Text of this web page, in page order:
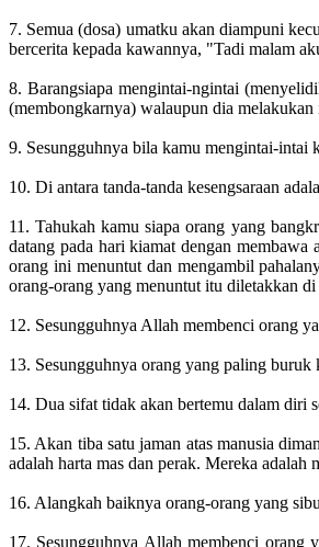
7. Semua (dosa) umatku akan diampuni
bercerita kepada kawannya, "Tadi malam
8. Barangsiapa mengintai-ngintai
(membongkarnya) walaupun dia
9. Sesungguhnya bila kamu mengintai-intai
10. Di antara tanda-tanda kesengsaraan
11. Tahukah kamu siapa orang yang
datang pada hari kiamat dengan
orang ini menuntut dan mengambil
orang-orang yang menuntut itu diletakkan
12. Sesungguhnya Allah membenci orang
13. Sesungguhnya orang yang paling
14. Dua sifat tidak akan bertemu dalam
15. Akan tiba satu jaman atas manusia
adalah harta mas dan perak. Mereka
16. Alangkah baiknya orang-orang yang
17. Sesungguhnya Allah membenci orang